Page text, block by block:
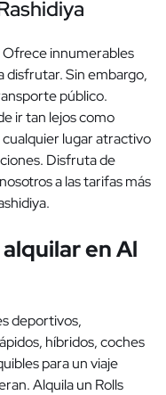
Ofrece innumerables
disfrutar. Sin embargo,
público.
ir tan lejos como
lugar atractivo
Disfruta de
a las tarifas más
en Al
deportivos,
híbridos, coches
para un viaje
Alquila un Rolls